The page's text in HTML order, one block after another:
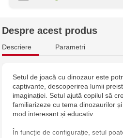
Multistore Centru - bd.
Jucărenia Rîșcani - bd.
Jucărenia Bălți - str.
Jucărenia Cahul - str.
Despre acest produs
Descriere Parametri
Setul de joacă cu dinozaur este
captivante, descoperirea lumii
imaginației. Setul ajută copilul să
familiarizeze cu tema dinozaurilor
mod interesant și educativ.
În funcție de configurație, setul